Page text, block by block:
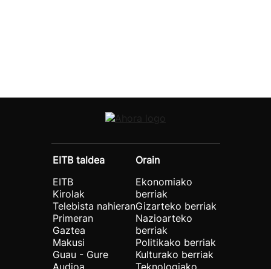
EITB taldea
EITB
Kirolak
Telebista nahieran
Primeran
Gaztea
Makusi
Guau - Gure
Audioa
Orain
Ekonomiako
berriak
Gizarteko berriak
Nazioarteko
berriak
Politikako berriak
Kulturako berriak
Teknologiako